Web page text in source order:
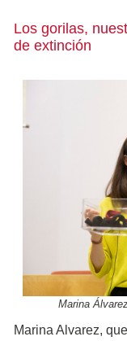
Los gorilas,
de extinción
Marina
Marina Alvarez,